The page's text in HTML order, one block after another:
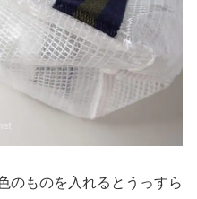
のものを入れるとうっすら